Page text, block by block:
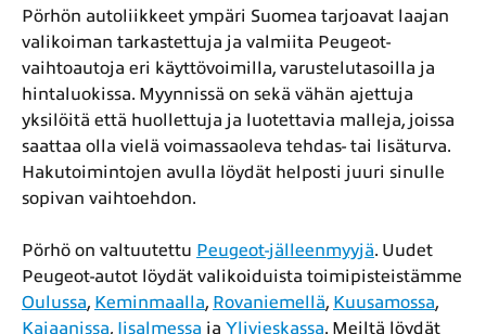
Pörhön autoliikkeet ympäri Suomea tarjoavat laajan
valikoiman tarkastettuja ja valmiita Peugeot-
vaihtoautoja eri käyttövoimilla, varustelutasoilla ja
hintaluokissa. Myynnissä on sekä vähän ajettuja
yksilöitä että huollettuja ja luotettavia malleja, joissa
saattaa olla vielä voimassaoleva tehdas- tai lisäturva.
Hakutoimintojen avulla löydät helposti juuri sinulle
sopivan vaihtoehdon.
Pörhö on valtuutettu Peugeot-jälleenmyyjä. Uudet
Peugeot-autot löydät valikoiduista toimipisteistämme
Oulussa, Keminmaalla, Rovaniemellä, Kuusamossa,
Kajaanissa, Iisalmessa ja Ylivieskassa. Meiltä löydät